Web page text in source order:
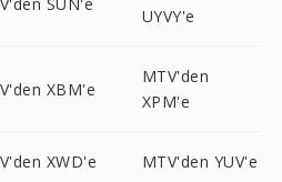
UYVY'e
XBM'e
MTV'den
XPM'e
XWD'e MTV'den YUV'e